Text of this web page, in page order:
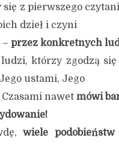
z pierwszego
dzieł i czyni
– przez konkretnych
którzy zgodzą się
ustami, Jego
nawet mówi
wiele podobieństw